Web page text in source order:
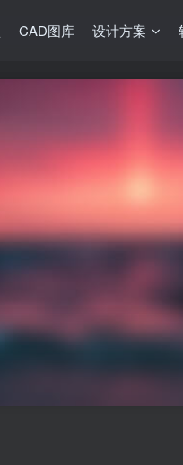
CAD图库 设计方案